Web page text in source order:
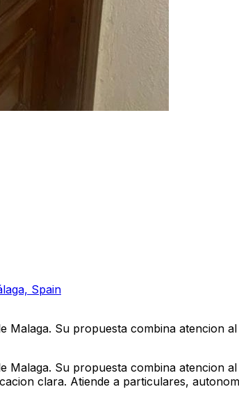
Spain
Malaga. Su propuesta combina atencion
Malaga. Su propuesta combina atencion
clara. Atiende a particulares,